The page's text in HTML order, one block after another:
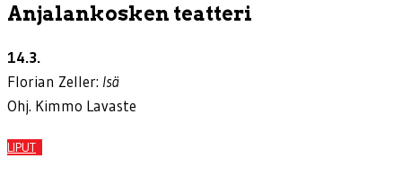
Anjalankosken teatteri
14.3.
Florian Zeller: Isä
Ohj. Kimmo Lavaste
LIPUT